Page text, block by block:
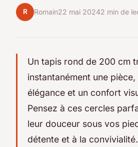
R Romain22 mai 20242 min de
Un tapis rond de 200 cm
instantanément une
élégance et un confort
Pensez à ces cercles
leur douceur sous vos
détente et à la